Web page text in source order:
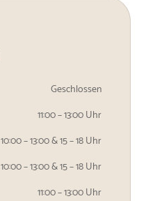
Geschlossen
11:00 – 13:00 Uhr
10:00 – 13:00 & 15 – 18 Uhr
10:00 – 13:00 & 15 – 18 Uhr
11:00 – 13:00 Uhr